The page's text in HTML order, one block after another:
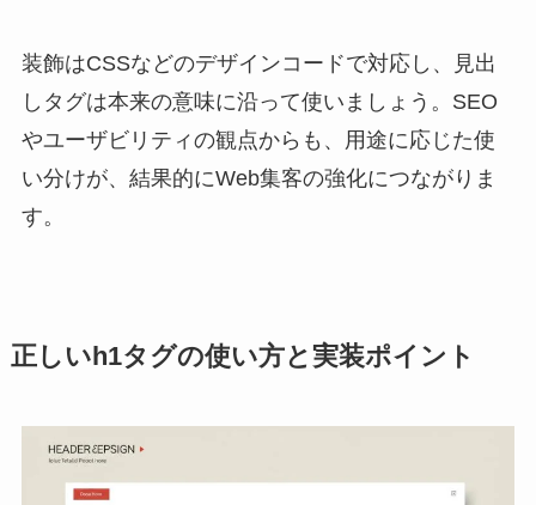
装飾はCSSなどのデザインコードで対応し、見出
しタグは本来の意味に沿って使いましょう。SEO
やユーザビリティの観点からも、用途に応じた使
い分けが、結果的にWeb集客の強化につながりま
す。
正しいh1タグの使い方と実装ポイント